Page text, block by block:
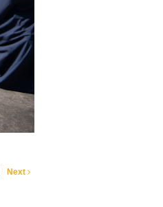
Next